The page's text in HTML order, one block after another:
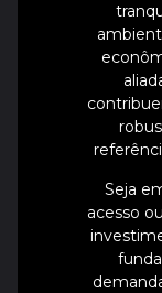
Seja
acesso